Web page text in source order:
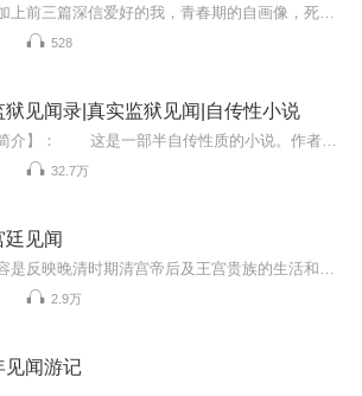
528
狱见闻录|真实监狱见闻|自传性小说
32.7万
廷见闻
2.9万
见闻游记